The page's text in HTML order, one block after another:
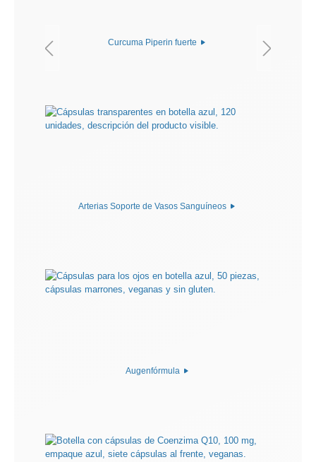
Curcuma Piperin fuerte
Arterias Soporte de Vasos Sanguíneos
Augenfórmula